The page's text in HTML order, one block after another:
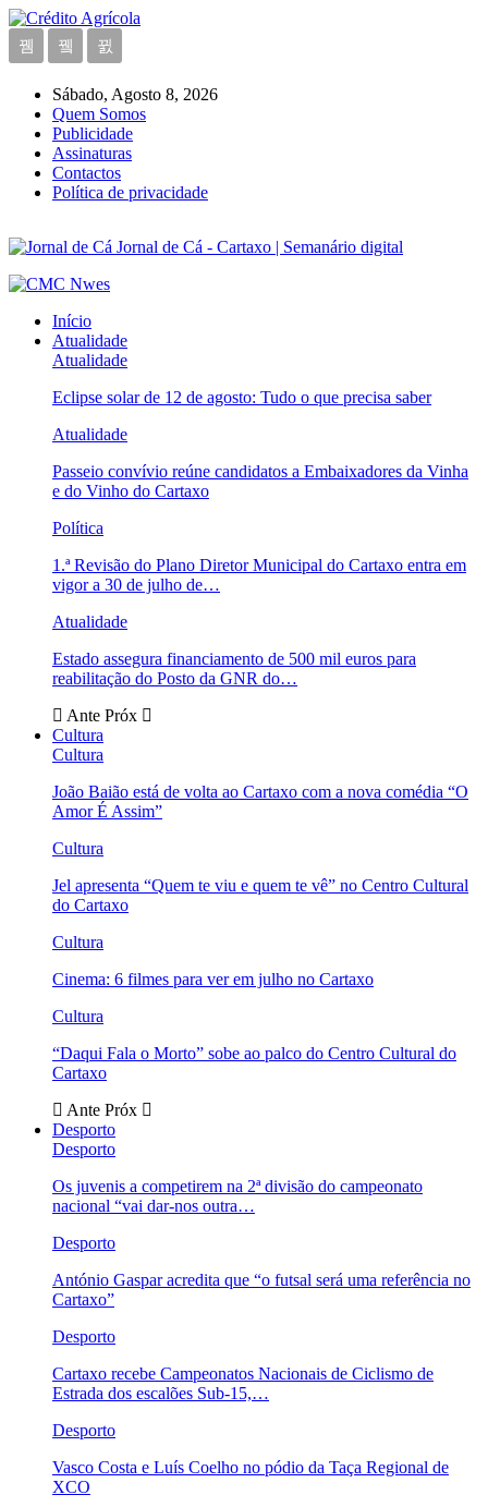
Sábado, Agosto 8, 2026
Quem Somos
Publicidade
Assinaturas
Contactos
Política de privacidade
Jornal de Cá - Cartaxo | Semanário digital
Início
Atualidade
Atualidade
Eclipse solar de 12 de agosto: Tudo o que precisa saber
Atualidade
Passeio convívio reúne candidatos a Embaixadores da Vinha
e do Vinho do Cartaxo
Política
1.ª Revisão do Plano Diretor Municipal do Cartaxo entra em
vigor a 30 de julho de…
Atualidade
Estado assegura financiamento de 500 mil euros para
reabilitação do Posto da GNR do…
Ante Próx
Cultura
Cultura
João Baião está de volta ao Cartaxo com a nova comédia “O
Amor É Assim”
Cultura
Jel apresenta “Quem te viu e quem te vê” no Centro Cultural
do Cartaxo
Cultura
Cinema: 6 filmes para ver em julho no Cartaxo
Cultura
“Daqui Fala o Morto” sobe ao palco do Centro Cultural do
Cartaxo
Ante Próx
Desporto
Desporto
Os juvenis a competirem na 2ª divisão do campeonato
nacional “vai dar-nos outra…
Desporto
António Gaspar acredita que “o futsal será uma referência no
Cartaxo”
Desporto
Cartaxo recebe Campeonatos Nacionais de Ciclismo de
Estrada dos escalões Sub-15,…
Desporto
Vasco Costa e Luís Coelho no pódio da Taça Regional de
XCO